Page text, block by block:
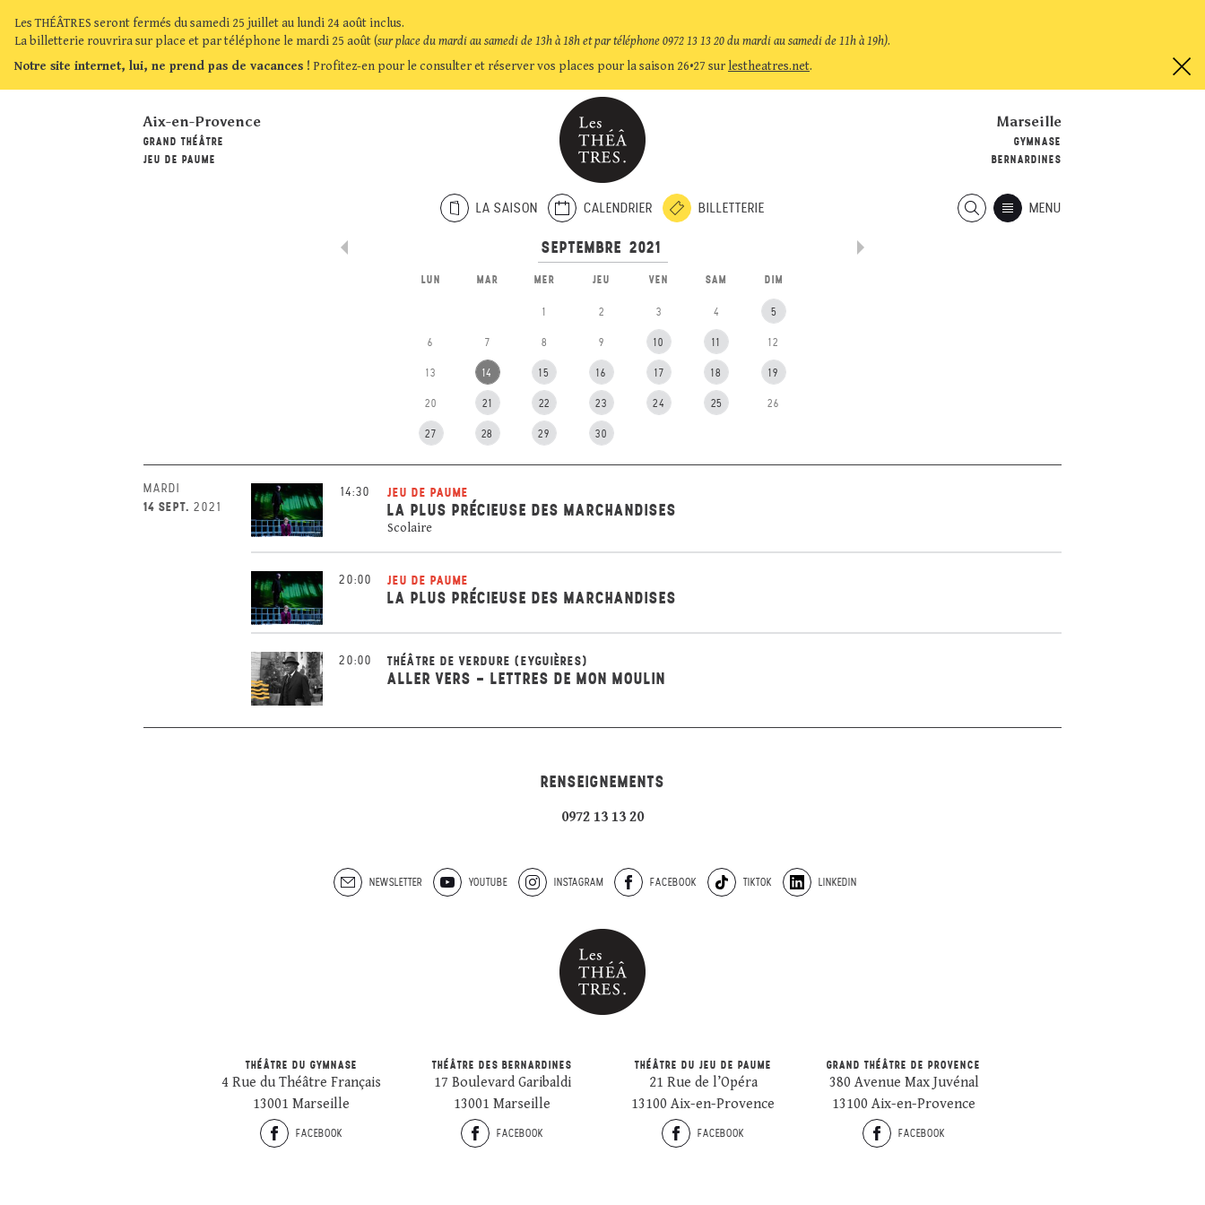
Les THÉÂTRES seront fermés du samedi 25 juillet au lundi 24 août inclus.
La billetterie rouvrira sur place et par téléphone le mardi 25 août (sur place du mardi au samedi de 13h à 18h et par téléphone 0972 13 13 20 du mardi au samedi de 11h à 19h).
Notre site internet, lui, ne prend pas de vacances ! Profitez-en pour le consulter et réserver vos places pour la saison 26•27 sur lestheatres.net.
Marseille
GYMNASE
BERNARDINES
Aix-en-Provence
GRAND THÉÂTRE
JEU DE PAUME
LA SAISON CALENDRIER BILLETTERIE MENU
LUN MAR MER JEU VEN SAM DIM
1 2 3 4 5
6 7 8 9 10 11 12
13 14 15 16 17 18 19
20 21 22 23 24 25 26
27 28 29 30
MARDI
14 SEPT. 2021
14:30 JEU DE PAUME
LA PLUS PRÉCIEUSE DES MARCHANDISES
Scolaire
20:00 JEU DE PAUME
LA PLUS PRÉCIEUSE DES MARCHANDISES
20:00 THÉÂTRE DE VERDURE (EYGUIÈRES)
ALLER VERS - LETTRES DE MON MOULIN
RENSEIGNEMENTS
0972 13 13 20
NEWSLETTER YOUTUBE INSTAGRAM FACEBOOK TIKTOK LINKEDIN
THÉÂTRE DU GYMNASE
4 Rue du Théâtre Français
13001 Marseille
FACEBOOK
THÉÂTRE DES BERNARDINES
17 Boulevard Garibaldi
13001 Marseille
FACEBOOK
THÉÂTRE DU JEU DE PAUME
21 Rue de l’Opéra
13100 Aix-en-Provence
FACEBOOK
GRAND THÉÂTRE DE PROVENCE
380 Avenue Max Juvénal
13100 Aix-en-Provence
FACEBOOK